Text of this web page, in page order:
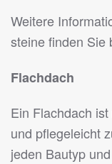
Weitere
steine finden Sie
Flachdach
Ein Flachdach
und pflegeleicht
jeden Bautyp